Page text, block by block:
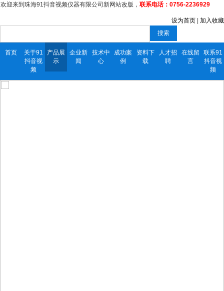
欢迎来到珠海91抖音视频仪器有限公司新网站改版， 联系电话：0756-2236929
设为首页
加入收藏
搜索
首页
关于91
抖音视
频
产品展
示
企业新
闻
技术中
心
成功案
例
资料下
载
人才招
聘
在线留
言
联系91
抖音视
频